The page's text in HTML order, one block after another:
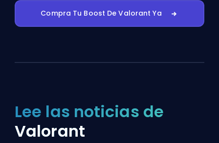
Compra Tu Boost De Valorant Ya
Lee las noticias de
Valorant